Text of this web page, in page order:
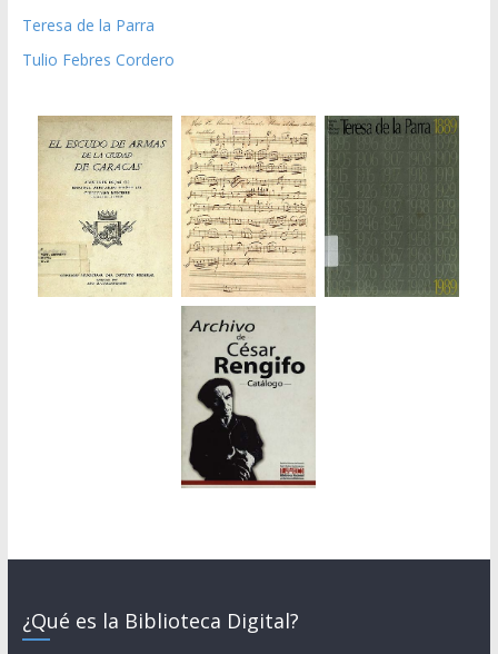
Teresa de la Parra
Tulio Febres Cordero
¿Qué es la Biblioteca Digital?